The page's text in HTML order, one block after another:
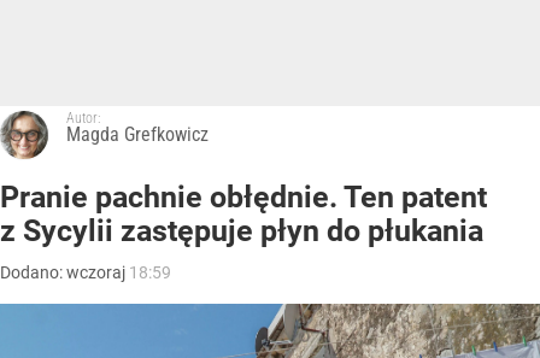
Autor:
Magda Grefkowicz
Pranie pachnie obłędnie. Ten patent
z Sycylii zastępuje płyn do płukania
Dodano:wczoraj 18:59